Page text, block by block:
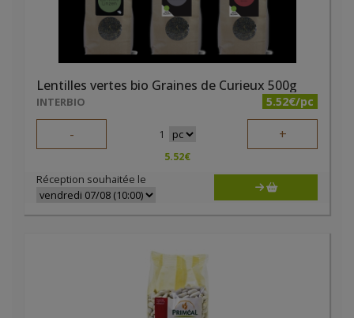
Lentilles vertes bio Graines de Curieux 500g
INTERBIO 5.52€/pc
- 1 +
5.52€
Réception souhaitée le